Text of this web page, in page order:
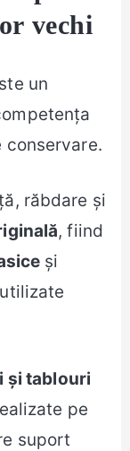
vechi
un
răbdare și
, fiind
și
și tablouri
pe
suport